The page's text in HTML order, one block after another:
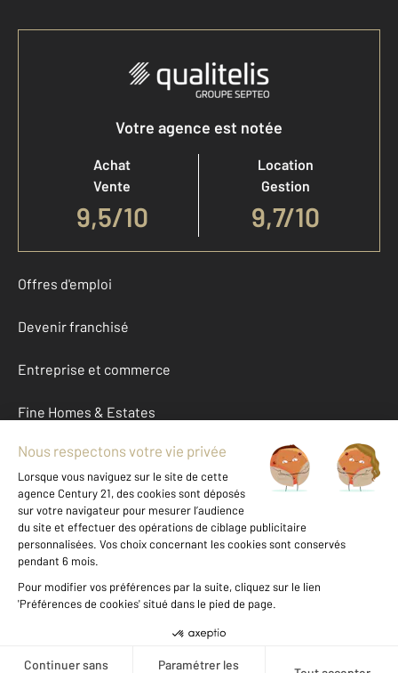
Votre agence est notée
Achat
Vente
9,5/10
Location
Gestion
9,7/10
Offres d'emploi
Devenir franchisé
Entreprise et commerce
Fine Homes & Estates
À propos
International
Nous contacter
Données personnelles